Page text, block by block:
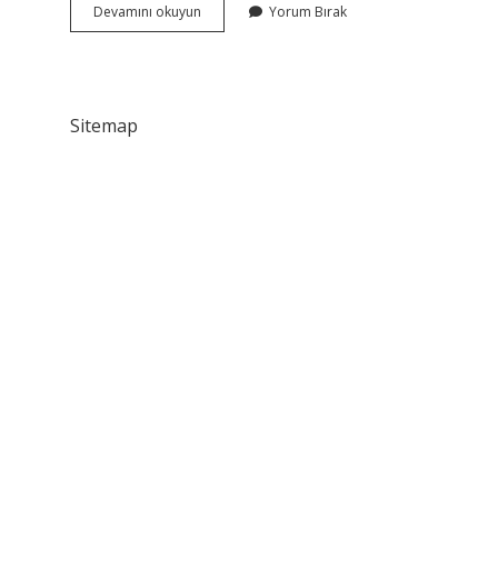
Devamını okuyun Elizabeth
1
Yorum Bırak
Sitemap